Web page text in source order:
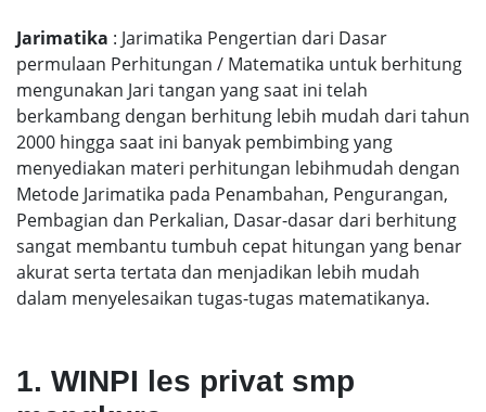
Jarimatika : Jarimatika Pengertian dari Dasar
permulaan Perhitungan / Matematika untuk berhitung
mengunakan Jari tangan yang saat ini telah
berkambang dengan berhitung lebih mudah dari tahun
2000 hingga saat ini banyak pembimbing yang
menyediakan materi perhitungan lebihmudah dengan
Metode Jarimatika pada Penambahan, Pengurangan,
Pembagian dan Perkalian, Dasar-dasar dari berhitung
sangat membantu tumbuh cepat hitungan yang benar
akurat serta tertata dan menjadikan lebih mudah
dalam menyelesaikan tugas-tugas matematikanya.
1. WINPI les privat smp